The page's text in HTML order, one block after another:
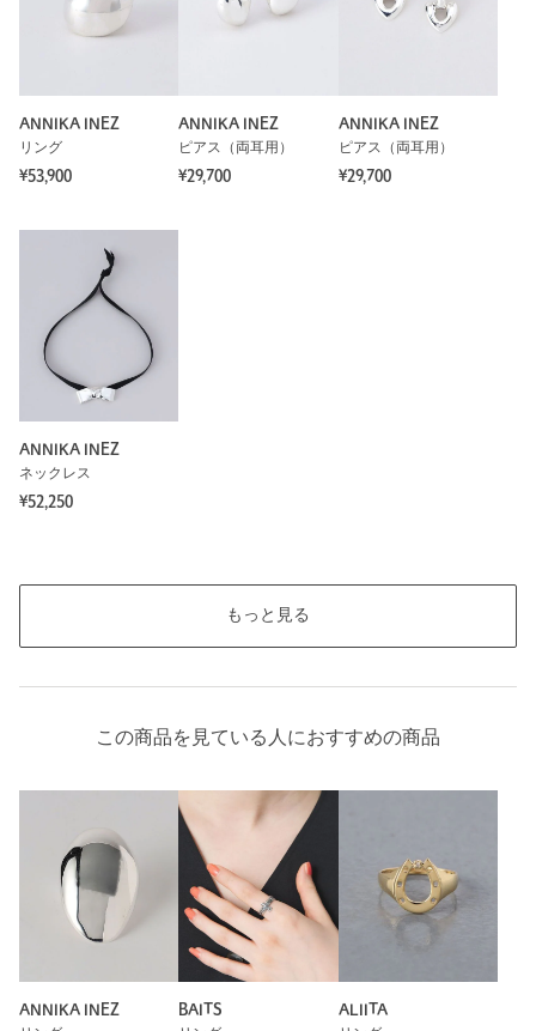
ANNIKA INEZ
リング
¥53,900
ANNIKA INEZ
ピアス（両耳用）
¥29,700
ANNIKA INEZ
ピアス（両耳用）
¥29,700
ANNIKA INEZ
ネックレス
¥52,250
もっと見る
この商品を見ている人におすすめの商品
ANNIKA INEZ
BAITS
ALIITA